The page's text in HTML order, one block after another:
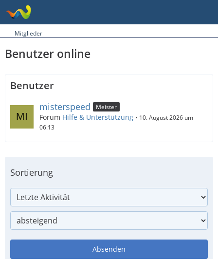
Mitglieder
Benutzer online
Benutzer
misterspeed Meister
Forum Hilfe & Unterstützung
10. August 2026 um
06:13
Sortierung